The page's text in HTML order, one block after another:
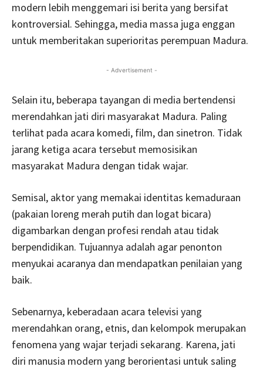
modern lebih menggemari isi berita yang bersifat
kontroversial. Sehingga, media massa juga enggan
untuk memberitakan superioritas perempuan Madura.
- Advertisement -
Selain itu, beberapa tayangan di media bertendensi
merendahkan jati diri masyarakat Madura. Paling
terlihat pada acara komedi, film, dan sinetron. Tidak
jarang ketiga acara tersebut memosisikan
masyarakat Madura dengan tidak wajar.
Semisal, aktor yang memakai identitas kemaduraan
(pakaian loreng merah putih dan logat bicara)
digambarkan dengan profesi rendah atau tidak
berpendidikan. Tujuannya adalah agar penonton
menyukai acaranya dan mendapatkan penilaian yang
baik.
Sebenarnya, keberadaan acara televisi yang
merendahkan orang, etnis, dan kelompok merupakan
fenomena yang wajar terjadi sekarang. Karena, jati
diri manusia modern yang berorientasi untuk saling